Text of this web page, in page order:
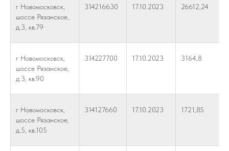
г Новомосковск,
шоссе Рязанское,
д.3, кв.79
314216630 17.10.2023 26612,24
г Новомосковск,
шоссе Рязанское,
д.3, кв.90
314227700 17.10.2023 3164,8
г Новомосковск,
шоссе Рязанское,
д.5, кв.105
314127660 17.10.2023 1721,85